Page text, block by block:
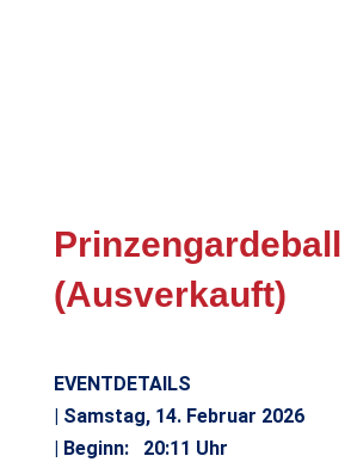
Prinzengardeball
(Ausverkauft)
EVENTDETAILS
| Samstag, 14. Februar 2026
| Beginn: 20:11 Uhr